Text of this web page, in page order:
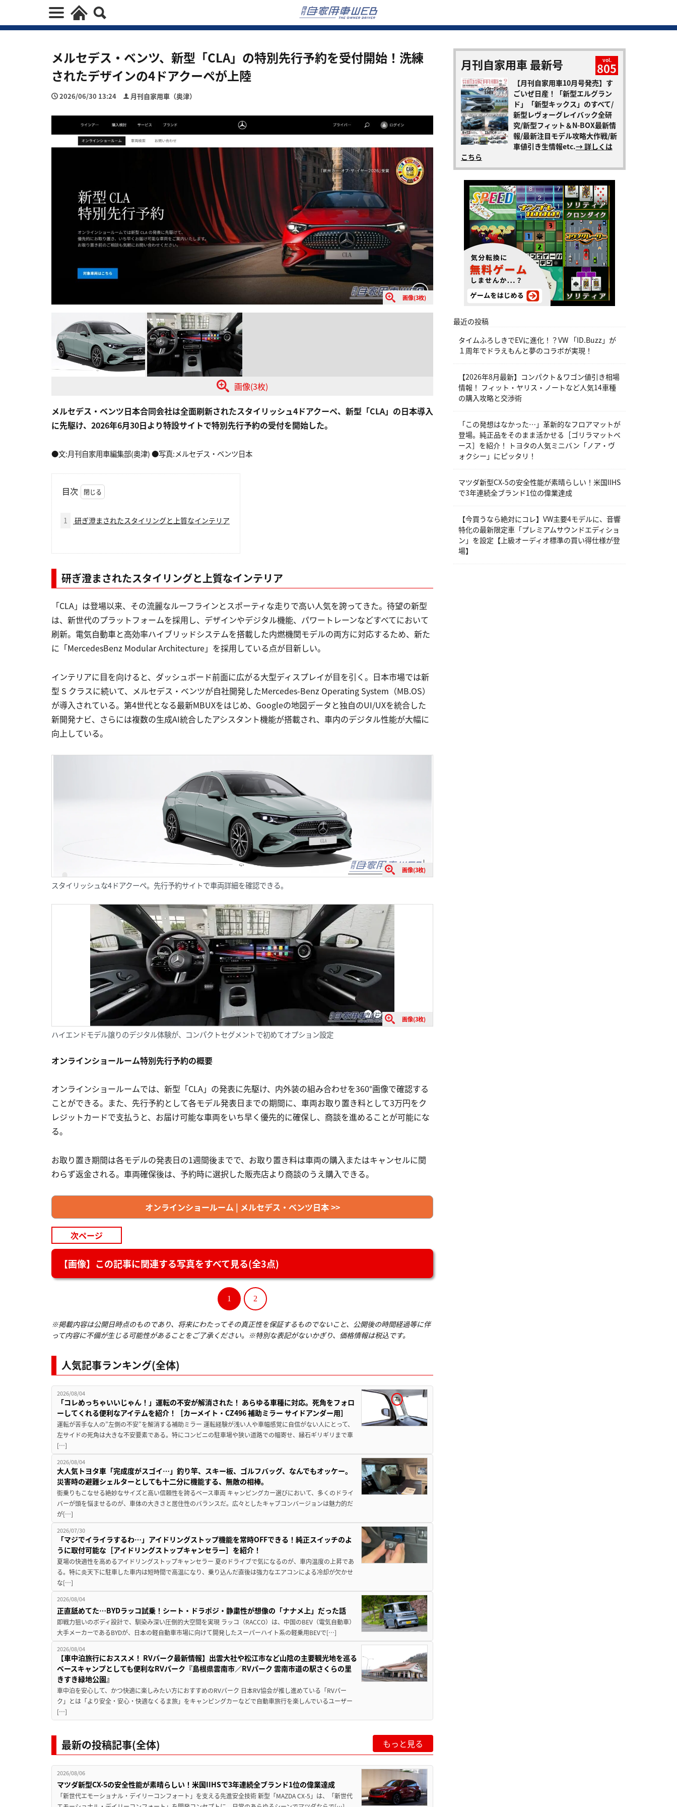
メルセデス・ベンツ、新型「CLA」の特別先行予約を受付開始！洗練
されたデザインの4ドアクーペが上陸
2026/06/30 13:24 月刊自家用車（奥津）
画像(3枚)
画像(3枚)
メルセデス・ベンツ日本合同会社は全面刷新されたスタイリッシュ4ドアクーペ、新型「CLA」の日本導入
に先駆け、2026年6月30日より特設サイトで特別先行予約の受付を開始した。
●文:月刊自家用車編集部(奥津) ●写真:メルセデス・ベンツ日本
目次
1 研ぎ澄まされたスタイリングと上質なインテリア
研ぎ澄まされたスタイリングと上質なインテリア
「CLA」は登場以来、その流麗なルーフラインとスポーティな走りで高い人気を誇ってきた。待望の新型
は、新世代のプラットフォームを採用し、デザインやデジタル機能、パワートレーンなどすべてにおいて
刷新。電気自動車と高効率ハイブリッドシステムを搭載した内燃機関モデルの両方に対応するため、新た
に「MercedesBenz Modular Architecture」を採用している点が目新しい。
インテリアに目を向けると、ダッシュボード前面に広がる大型ディスプレイが目を引く。日本市場では新
型 S クラスに続いて、メルセデス・ベンツが自社開発したMercedes-Benz Operating System（MB.OS）
が導入されている。第4世代となる最新MBUXをはじめ、Googleの地図データと独自のUI/UXを統合した
新開発ナビ、さらには複数の生成AI統合したアシスタント機能が搭載され、車内のデジタル性能が大幅に
向上している。
画像(3枚)
スタイリッシュな4ドアクーペ。先行予約サイトで車両詳細を確認できる。
画像(3枚)
ハイエンドモデル譲りのデジタル体験が、コンパクトセグメントで初めてオプション設定
オンラインショールーム特別先行予約の概要
オンラインショールームでは、新型「CLA」の発表に先駆け、内外装の組み合わせを360°画像で確認する
ことができる。また、先行予約として各モデル発表日までの期間に、車両お取り置き料として3万円をク
レジットカードで支払うと、お届け可能な車両をいち早く優先的に確保し、商談を進めることが可能にな
る。
お取り置き期間は各モデルの発表日の1週間後までで、お取り置き料は車両の購入またはキャンセルに関
わらず返金される。車両確保後は、予約時に選択した販売店より商談のうえ購入できる。
オンラインショールーム | メルセデス・ベンツ日本 >>
次ページ
【画像】この記事に関連する写真をすべて見る(全3点)
1 2
※掲載内容は公開日時点のものであり、将来にわたってその真正性を保証するものでないこと、公開後の時間経過等に伴
って内容に不備が生じる可能性があることをご了承ください。※特別な表記がないかぎり、価格情報は税込です。
人気記事ランキング(全体)
2026/08/04
「コレめっちゃいいじゃん！」運転の不安が解消された！ あらゆる車種に対応。死角をフォロ
ーしてくれる便利なアイテムを紹介！［カーメイト・CZ496 補助ミラー サイドアンダー用］
運転が苦手な人の”左側の不安”を解消する補助ミラー 運転経験が浅い人や車幅感覚に自信がない人にとって、
左サイドの死角は大きな不安要素である。特にコンビニの駐車場や狭い道路での幅寄せ、縁石ギリギリまで車
[…]
2026/08/04
大人気トヨタ車「完成度がスゴイ…」釣り竿、スキー板、ゴルフバッグ、なんでもオッケー。
災害時の避難シェルターとしても十二分に機能する、無敵の相棒。
街乗りもこなせる絶妙なサイズと高い信頼性を誇るベース車両 キャンピングカー選びにおいて、多くのドライ
バーが頭を悩ませるのが、車体の大きさと居住性のバランスだ。広々としたキャブコンバージョンは魅力的だ
が[…]
2026/07/30
「マジでイライラするわ…」アイドリングストップ機能を常時OFFできる！純正スイッチのよ
うに取付可能な［アイドリングストップキャンセラー］を紹介！
夏場の快適性を高めるアイドリングストップキャンセラー 夏のドライブで気になるのが、車内温度の上昇であ
る。特に炎天下に駐車した車内は短時間で高温になり、乗り込んだ直後は強力なエアコンによる冷却が欠かせ
な[…]
2026/08/04
正直舐めてた…BYDラッコ試乗！シート・ドラポジ・静粛性が想像の「ナナメ上」だった話
即戦力狙いのボディ設計で、馴染み深い圧倒的大空間を実現 ラッコ（RACCO）は、中国のBEV（電気自動車）
大手メーカーであるBYDが、日本の軽自動車市場に向けて開発したスーパーハイト系の軽乗用BEVで[…]
2026/08/04
【車中泊旅行におススメ！ RVパーク最新情報】出雲大社や松江市など山陰の主要観光地を巡る
ベースキャンプとしても便利なRVパーク『島根県雲南市／RVパーク 雲南市道の駅さくらの里
きすき緑地公園』
車中泊を安心して、かつ快適に楽しみたい方におすすめのRVパーク 日本RV協会が推し進めている「RVパー
ク」とは「より安全・安心・快適なくるま旅」をキャンピングカーなどで自動車旅行を楽しんでいるユーザー
[…]
最新の投稿記事(全体) もっと見る
2026/08/06
マツダ新型CX-5の安全性能が素晴らしい！米国IIHSで3年連続全ブランド1位の偉業達成
「新世代エモーショナル・デイリーコンフォート」を支える先進安全技術 新型「MAZDA CX-5」は、「新世代
月刊自家用車 最新号 vol.
805
【月刊自家用車10月号発売】す
ごいぜ日産！「新型エルグラン
ド」「新型キックス」のすべて/
新型レヴォーグレイバック全研
究/新型フィット＆N-BOX最新情
報/最新注目モデル攻略大作戦/新
車値引き生情報etc.→ 詳しくは
こちら
最近の投稿
タイムふろしきでEVに進化！？VW 「ID.Buzz」が
１周年でドラえもんと夢のコラボが実現！
【2026年8月最新】コンパクト＆ワゴン値引き相場
情報！ フィット・ヤリス・ノートなど人気14車種
の購入攻略と交渉術
「この発想はなかった…」革新的なフロアマットが
登場。純正品をそのまま活かせる［ゴリラマットベ
ース］を紹介！ トヨタの人気ミニバン「ノア・ヴ
ォクシー」にピッタリ！
マツダ新型CX-5の安全性能が素晴らしい！米国IIHS
で3年連続全ブランド1位の偉業達成
【今買うなら絶対にコレ】VW主要4モデルに、音響
特化の最新限定車「プレミアムサウンドエディショ
ン」を設定【上級オーディオ標準の買い得仕様が登
場】